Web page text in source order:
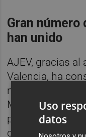
Gran número
han unido
AJEV, gracias
Valencia, ha
número de
provincia. El
colaboración
Uso
datos